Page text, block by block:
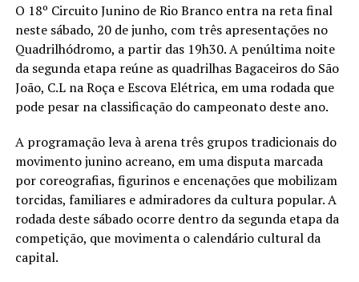
O 18º Circuito Junino de Rio Branco entra na reta final
neste sábado, 20 de junho, com três apresentações no
Quadrilhódromo, a partir das 19h30. A penúltima noite
da segunda etapa reúne as quadrilhas Bagaceiros do São
João, C.L na Roça e Escova Elétrica, em uma rodada que
pode pesar na classificação do campeonato deste ano.
A programação leva à arena três grupos tradicionais do
movimento junino acreano, em uma disputa marcada
por coreografias, figurinos e encenações que mobilizam
torcidas, familiares e admiradores da cultura popular. A
rodada deste sábado ocorre dentro da segunda etapa da
competição, que movimenta o calendário cultural da
capital.